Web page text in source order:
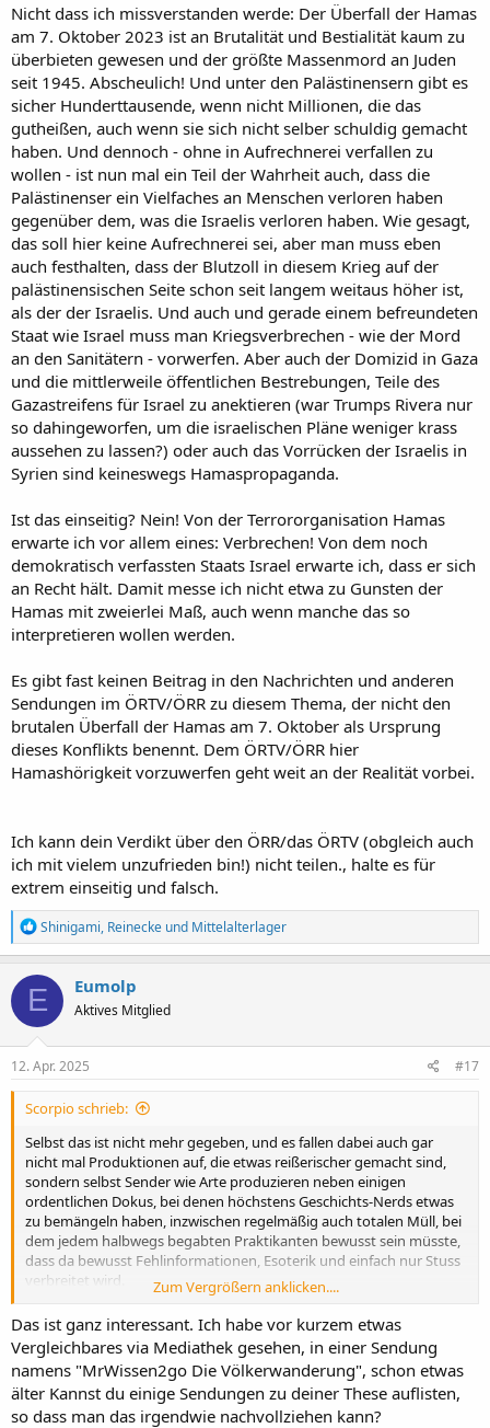
Nicht dass ich missverstanden werde: Der Überfall der Hamas
am 7. Oktober 2023 ist an Brutalität und Bestialität kaum zu
überbieten gewesen und der größte Massenmord an Juden
seit 1945. Abscheulich! Und unter den Palästinensern gibt es
sicher Hunderttausende, wenn nicht Millionen, die das
gutheißen, auch wenn sie sich nicht selber schuldig gemacht
haben. Und dennoch - ohne in Aufrechnerei verfallen zu
wollen - ist nun mal ein Teil der Wahrheit auch, dass die
Palästinenser ein Vielfaches an Menschen verloren haben
gegenüber dem, was die Israelis verloren haben. Wie gesagt,
das soll hier keine Aufrechnerei sei, aber man muss eben
auch festhalten, dass der Blutzoll in diesem Krieg auf der
palästinensischen Seite schon seit langem weitaus höher ist,
als der der Israelis. Und auch und gerade einem befreundeten
Staat wie Israel muss man Kriegsverbrechen - wie der Mord
an den Sanitätern - vorwerfen. Aber auch der Domizid in Gaza
und die mittlerweile öffentlichen Bestrebungen, Teile des
Gazastreifens für Israel zu anektieren (war Trumps Rivera nur
so dahingeworfen, um die israelischen Pläne weniger krass
aussehen zu lassen?) oder auch das Vorrücken der Israelis in
Syrien sind keineswegs Hamaspropaganda.
Ist das einseitig? Nein! Von der Terrororganisation Hamas
erwarte ich vor allem eines: Verbrechen! Von dem noch
demokratisch verfassten Staats Israel erwarte ich, dass er sich
an Recht hält. Damit messe ich nicht etwa zu Gunsten der
Hamas mit zweierlei Maß, auch wenn manche das so
interpretieren wollen werden.
Es gibt fast keinen Beitrag in den Nachrichten und anderen
Sendungen im ÖRTV/ÖRR zu diesem Thema, der nicht den
brutalen Überfall der Hamas am 7. Oktober als Ursprung
dieses Konflikts benennt. Dem ÖRTV/ÖRR hier
Hamashörigkeit vorzuwerfen geht weit an der Realität vorbei.
Ich kann dein Verdikt über den ÖRR/das ÖRTV (obgleich auch
ich mit vielem unzufrieden bin!) nicht teilen., halte es für
extrem einseitig und falsch.
R
e
a
k
t
i
o
n
e
Shinigami, Reinecke und Mittelalterlager
E Eumolp
Aktives Mitglied
12. Apr. 2025 #17
Scorpio schrieb:
Selbst das ist nicht mehr gegeben, und es fallen dabei auch gar
nicht mal Produktionen auf, die etwas reißerischer gemacht sind,
sondern selbst Sender wie Arte produzieren neben einigen
ordentlichen Dokus, bei denen höchstens Geschichts-Nerds etwas
zu bemängeln haben, inzwischen regelmäßig auch totalen Müll, bei
dem jedem halbwegs begabten Praktikanten bewusst sein müsste,
dass da bewusst Fehlinformationen, Esoterik und einfach nur Stuss
verbreitet wird.
Zum Teil geht es nicht nur um handwerklich und inhaltlich miserabel
gemachte Beiträge, sondern tatsächlich auch um Inhalte, die man
nur als manipulativ, bösartig und menschenverachtend bezeichnen
kann.
Zum Vergrößern anklicken....
Das ist ganz interessant. Ich habe vor kurzem etwas
Vergleichbares via Mediathek gesehen, in einer Sendung
namens "MrWissen2go Die Völkerwanderung", schon etwas
älter Kannst du einige Sendungen zu deiner These auflisten,
so dass man das irgendwie nachvollziehen kann?